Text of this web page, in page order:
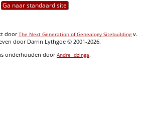
Ga naar standaard site
doorThe Next Generation of Genealogy Sitebuildingv.
door Darrin Lythgoe © 2001-2026.
onderhouden doorAndre Idzinga.